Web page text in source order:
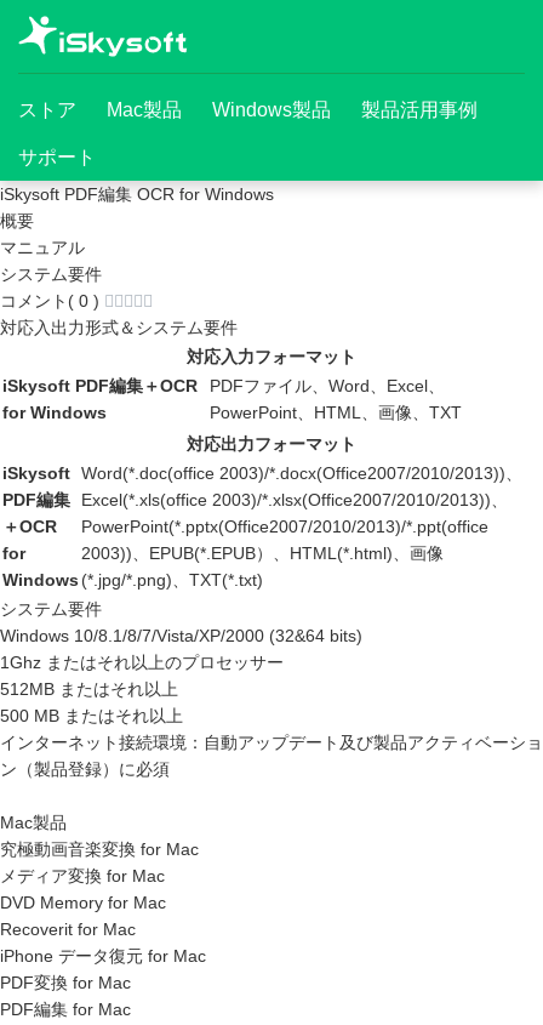
ストア Mac製品 Windows製品 製品活用事例
サポート
iSkysoft PDF編集 OCR for Windows
概要
マニュアル
システム要件
コメント( 0 )
対応入出力形式＆システム要件
対応入力フォーマット
iSkysoft PDF編集＋OCR
for Windows
PDFファイル、Word、Excel、
PowerPoint、HTML、画像、TXT
対応出力フォーマット
iSkysoft
PDF編集
＋OCR
for
Windows
Word(*.doc(office 2003)/*.docx(Office2007/2010/2013))、
Excel(*.xls(office 2003)/*.xlsx(Office2007/2010/2013))、
PowerPoint(*.pptx(Office2007/2010/2013)/*.ppt(office
2003))、EPUB(*.EPUB）、HTML(*.html)、画像
(*.jpg/*.png)、TXT(*.txt)
システム要件
Windows 10/8.1/8/7/Vista/XP/2000 (32&64 bits)
1Ghz またはそれ以上のプロセッサー
512MB またはそれ以上
500 MB またはそれ以上
インターネット接続環境：自動アップデート及び製品アクティベーショ
ン（製品登録）に必須
Mac製品
究極動画音楽変換 for Mac
メディア変換 for Mac
DVD Memory for Mac
Recoverit for Mac
iPhone データ復元 for Mac
PDF変換 for Mac
PDF編集 for Mac